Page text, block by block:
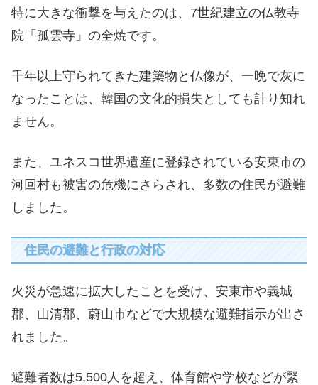
特に大きな衝撃を与えたのは、7世紀建立の仏教寺
院「孤雲寺」の全焼です。
千年以上守られてきた建築物と仏像が、一晩で灰に
なったことは、韓国の文化的損失としても計り知れ
ません。
また、ユネスコ世界遺産に登録されている安東市の
河回村も被害の危機にさらされ、多数の住民が避難
しました。
住民の避難と行政の対応
火災が急速に拡大したことを受け、安東市や義城
郡、山清郡、蔚山市などで大規模な避難指示が出さ
れました。
避難者数は5,500人を超え、体育館や学校などが緊